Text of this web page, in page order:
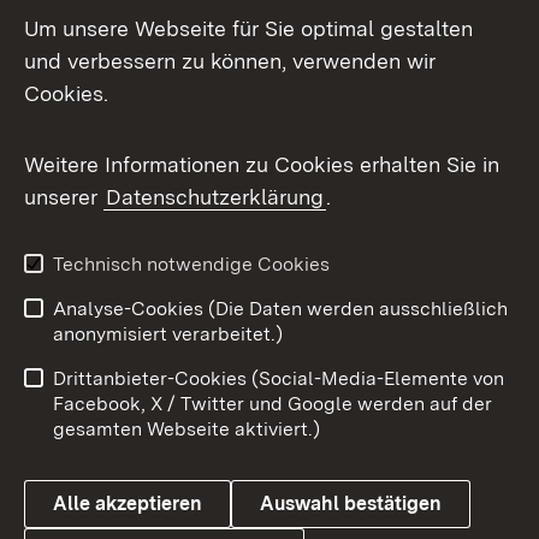
Facebook
X / Twitter
Youtube
Impressum
Kontakt
Barrierefreiheit
Datenschutz
Cookies
Um unsere Webseite für Sie optimal gestalten
und verbessern zu können, verwenden wir
Cookies.
Weitere Informationen zu Cookies erhalten Sie in
unserer Datenschutzerklärung.
Technisch notwendige Cookies
Analyse-Cookies (Die Daten werden ausschließlich
anonymisiert verarbeitet.)
Drittanbieter-Cookies (Social-Media-Elemente von
Facebook, X / Twitter und Google werden auf der
gesamten Webseite aktiviert.)
Alle akzeptieren Auswahl bestätigen